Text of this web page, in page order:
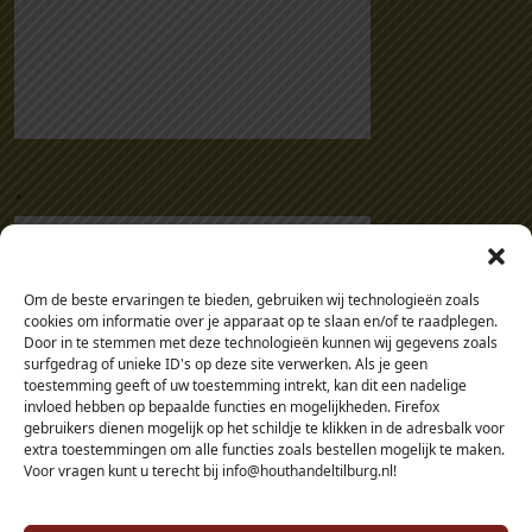
Om de beste ervaringen te bieden, gebruiken wij technologieën zoals
cookies om informatie over je apparaat op te slaan en/of te raadplegen.
Door in te stemmen met deze technologieën kunnen wij gegevens zoals
surfgedrag of unieke ID's op deze site verwerken. Als je geen
toestemming geeft of uw toestemming intrekt, kan dit een nadelige
invloed hebben op bepaalde functies en mogelijkheden. Firefox
gebruikers dienen mogelijk op het schildje te klikken in de adresbalk voor
extra toestemmingen om alle functies zoals bestellen mogelijk te maken.
Voor vragen kunt u terecht bij info@houthandeltilburg.nl!
.